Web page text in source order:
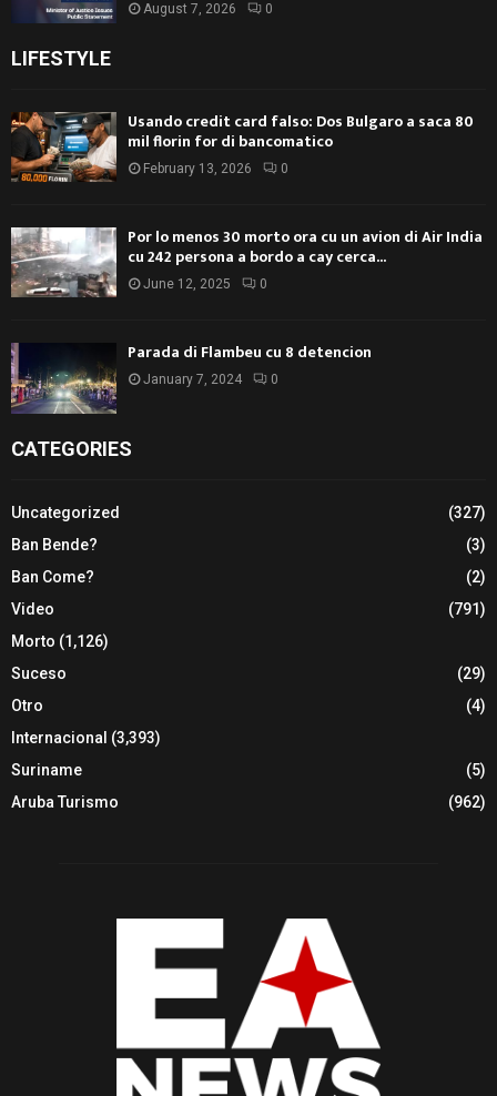
August 7, 2026 0
LIFESTYLE
Usando credit card falso: Dos Bulgaro a saca 80
mil florin for di bancomatico
February 13, 2026 0
Por lo menos 30 morto ora cu un avion di Air India
cu 242 persona a bordo a cay cerca...
June 12, 2025 0
Parada di Flambeu cu 8 detencion
January 7, 2024 0
CATEGORIES
Uncategorized
(327)
Ban Bende?
(3)
Ban Come?
(2)
Video
(791)
Morto (1,126)
Suceso
(29)
Otro
(4)
Internacional (3,393)
Suriname
(5)
Aruba Turismo
(962)